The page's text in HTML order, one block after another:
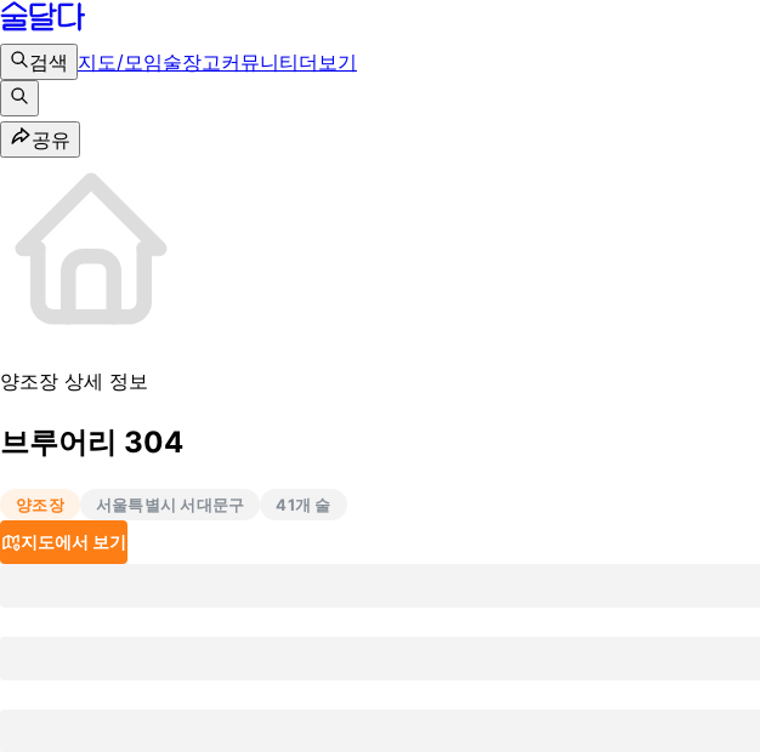
검색 지도/모임술장고커뮤니티더보기
공유
양조장 상세 정보
브루어리 304
양조장 서울특별시 서대문구 41개 술
지도에서 보기